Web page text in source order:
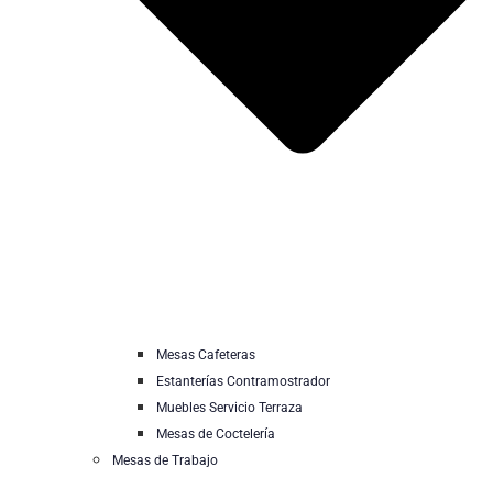
Mesas Cafeteras
Estanterías Contramostrador
Muebles Servicio Terraza
Mesas de Coctelería
Mesas de Trabajo